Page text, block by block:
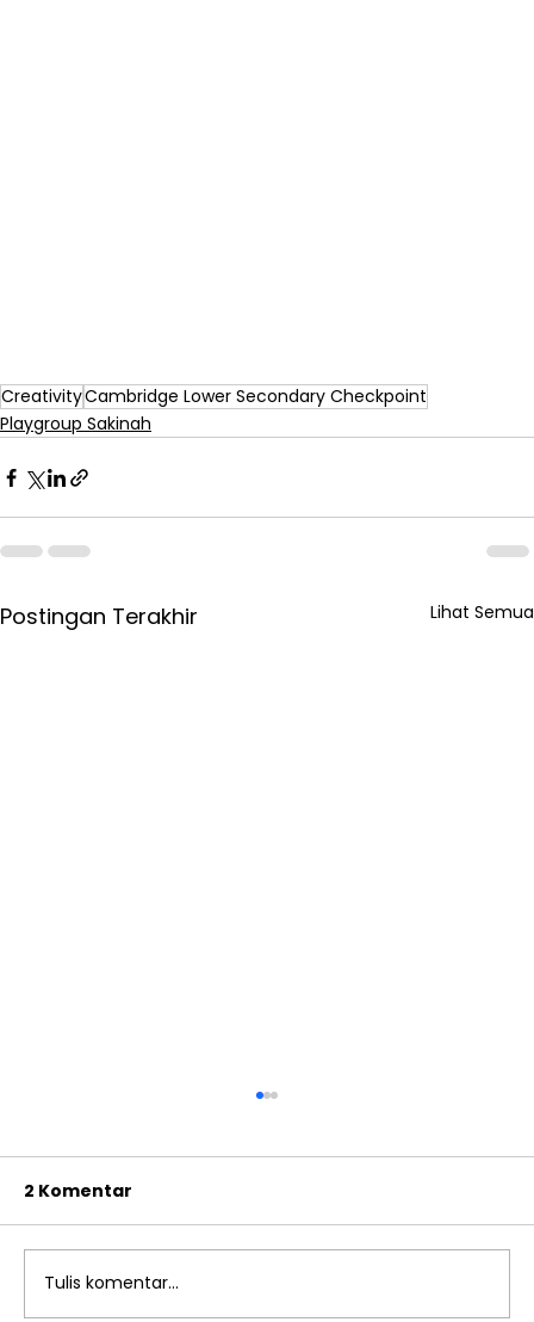
CreativityCambridge Lower Secondary Checkpoint
Playgroup Sakinah
Postingan Terakhir Lihat Semua
2 Komentar
Tulis komentar...